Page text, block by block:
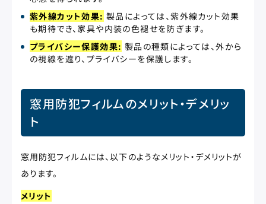
紫外線カット効果: 製品によっては、紫外線カット効果
も期待でき、家具や内装の色褪せを防ぎます。
プライバシー保護効果: 製品の種類によっては、外から
の視線を遮り、プライバシーを保護します。
窓用防犯フィルムのメリット・デメリッ
ト
窓用防犯フィルムには、以下のようなメリット・デメリットが
あります。
メリット